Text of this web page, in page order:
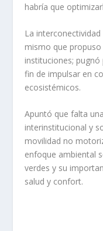
habría que
La
mismo que
instituciones;
fin de impulsar en
ecosistémicos.
Apuntó que falta
interinstitucional y
movilidad no
enfoque ambiental
verdes y su
salud y confort.